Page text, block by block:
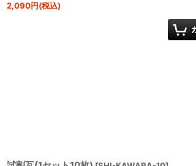
2,090円(税込)